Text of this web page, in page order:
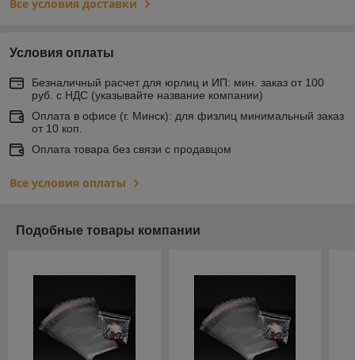
Все условия доставки
Условия оплаты
Безналичный расчет для юрлиц и ИП: мин. заказ от 100
руб. с НДС (указывайте название компании)
Оплата в офисе (г. Минск): для физлиц минимальный заказ
от 10 коп.
Оплата товара без связи с продавцом
Все условия оплаты
Подобные товары компании